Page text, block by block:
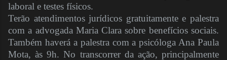
laboral e testes físicos.
Terão atendimentos jurídicos gratuitamente e palestra
com a advogada Maria Clara sobre benefícios sociais.
Também haverá a palestra com a psicóloga Ana Paula
Mota, às 9h. No transcorrer da ação, principalmente